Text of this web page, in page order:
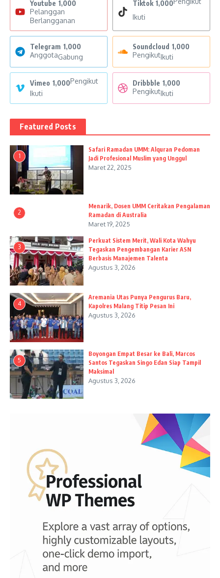
Youtube 1,000
Pelanggan
Berlangganan
Tiktok 1,000
Ikuti
Telegram 1,000
AnggotaGabung
Soundcloud 1,000
PengikutIkuti
Vimeo 1,000Pengikut
Ikuti
Dribbble 1,000
PengikutIkuti
Featured Posts
1
Safari Ramadan UMM: Alquran Pedoman
Jadi Profesional Muslim yang Unggul
Maret 22, 2025
2
Menarik, Dosen UMM Ceritakan Pengalaman
Ramadan di Australia
Maret 19, 2025
3
Perkuat Sistem Merit, Wali Kota Wahyu
Tegaskan Pengembangan Karier ASN
Berbasis Manajemen Talenta
Agustus 3, 2026
4
Aremania Utas Punya Pengurus Baru,
Kapolres Malang Titip Pesan Ini
Agustus 3, 2026
5
Boyongan Empat Besar ke Bali, Marcos
Santos Tegaskan Singo Edan Siap Tampil
Maksimal
Agustus 3, 2026